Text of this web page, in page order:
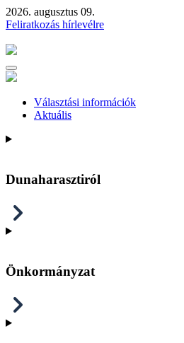
2026. augusztus 09.
Feliratkozás hírlevélre
Választási információk
Aktuális
Dunaharasztiról
Önkormányzat